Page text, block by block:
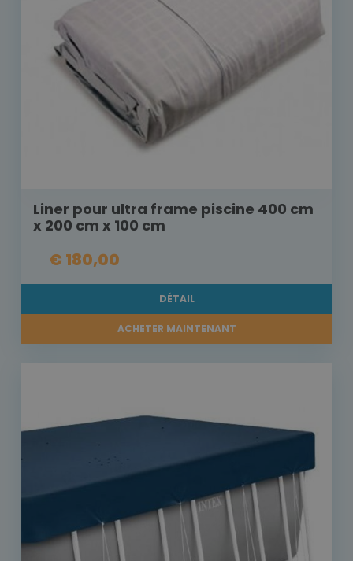
Liner pour ultra frame piscine 400 cm
x 200 cm x 100 cm
€ 180,00
DÉTAIL
ACHETER MAINTENANT